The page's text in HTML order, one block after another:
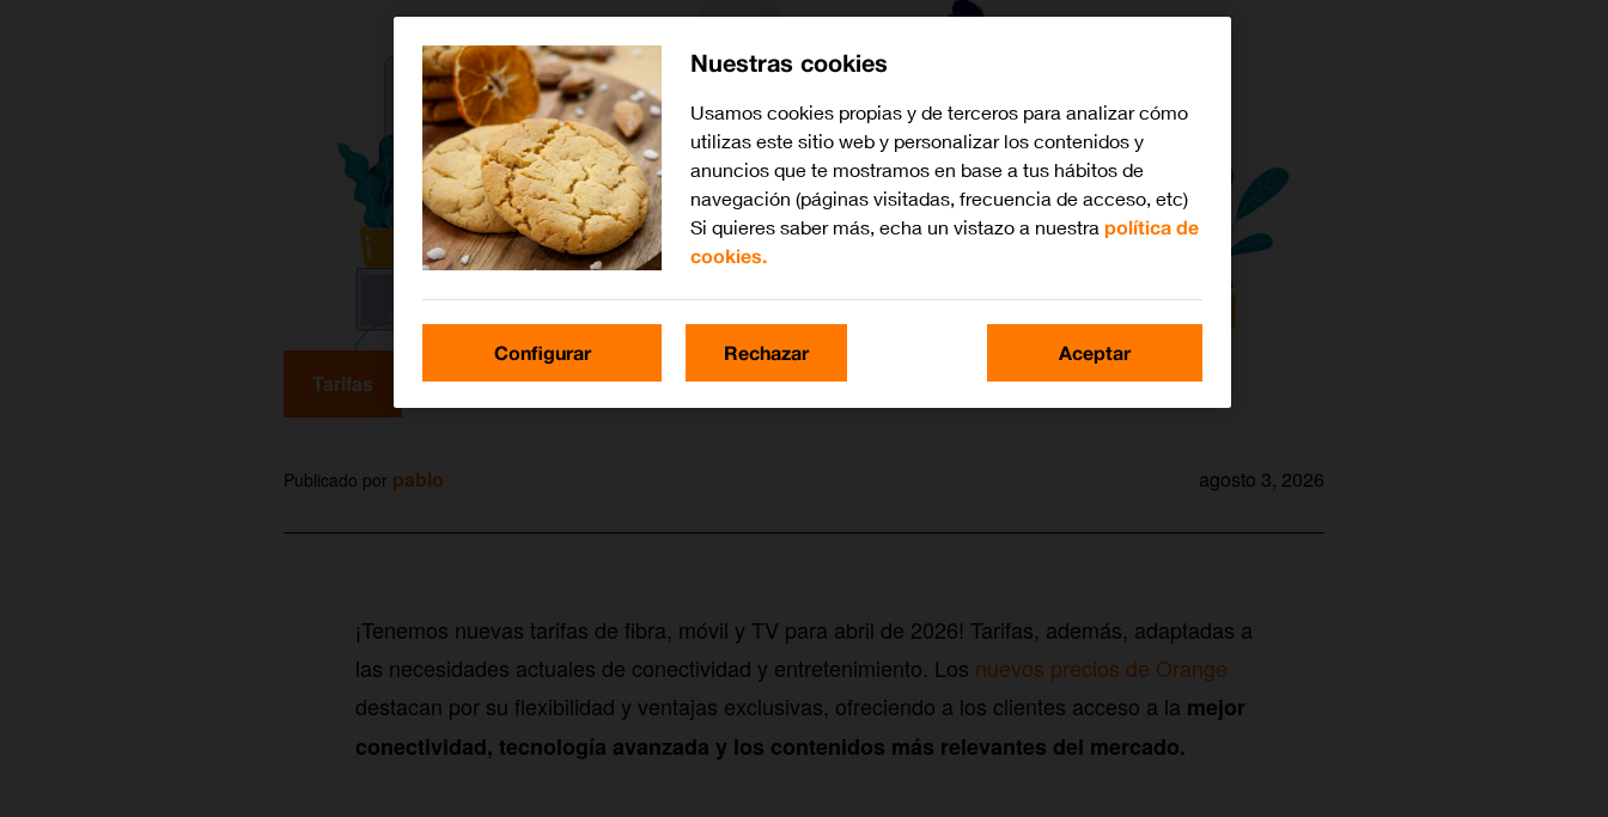
Tarifas
Publicado por pablo agosto 3, 2026
¡Tenemos nuevas tarifas de fibra, móvil y TV para abril de 2026! Tarifas, además, adaptadas a
las necesidades actuales de conectividad y entretenimiento. Los nuevos precios de Orange
destacan por su flexibilidad y ventajas exclusivas, ofreciendo a los clientes acceso a la mejor
conectividad, tecnología avanzada y los contenidos más relevantes del mercado.
Nuestras cookies
Usamos cookies propias y de terceros para analizar cómo
utilizas este sitio web y personalizar los contenidos y
anuncios que te mostramos en base a tus hábitos de
navegación (páginas visitadas, frecuencia de acceso, etc)
Si quieres saber más, echa un vistazo a nuestra política de
cookies.
Configurar Rechazar Aceptar